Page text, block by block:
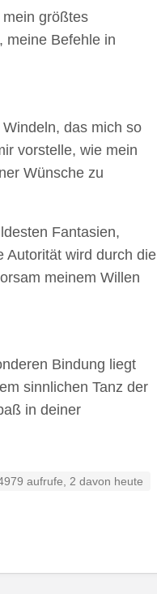
größtes
meine Befehle in
das mich so
vorstelle, wie mein
Wünsche zu
Fantasien,
Autorität wird durch die
meinem Willen
Bindung liegt
sinnlichen Tanz der
in deiner
aufrufe, 2 davon heute